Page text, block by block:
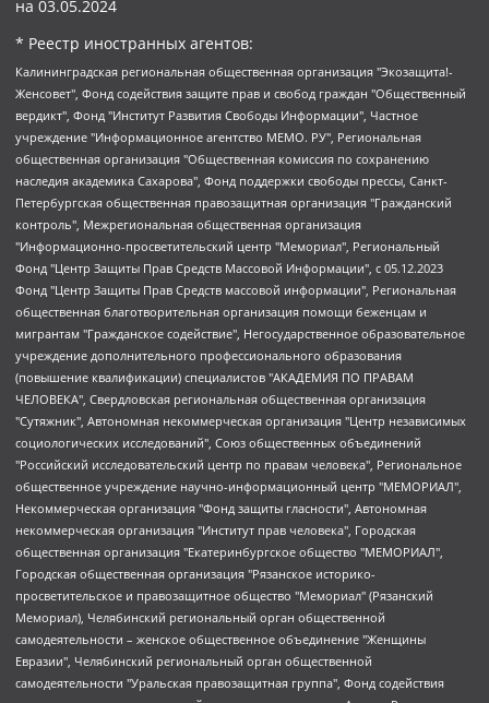
на 03.05.2024
* Реестр иностранных агентов:
Калининградская региональная общественная организация "Экозащита!-Женсовет", Фонд содействия защите прав и свобод граждан "Общественный вердикт", Фонд "Институт Развития Свободы Информации", Частное учреждение "Информационное агентство МЕМО. РУ", Региональная общественная организация "Общественная комиссия по сохранению наследия академика Сахарова", Фонд поддержки свободы прессы, Санкт-Петербургская общественная правозащитная организация "Гражданский контроль", Межрегиональная общественная организация "Информационно-просветительский центр "Мемориал", Региональный Фонд "Центр Защиты Прав Средств Массовой Информации", с 05.12.2023 Фонд "Центр Защиты Прав Средств массовой информации", Региональная общественная благотворительная организация помощи беженцам и мигрантам "Гражданское содействие", Негосударственное образовательное учреждение дополнительного профессионального образования (повышение квалификации) специалистов "АКАДЕМИЯ ПО ПРАВАМ ЧЕЛОВЕКА", Свердловская региональная общественная организация "Сутяжник", Автономная некоммерческая организация "Центр независимых социологических исследований", Союз общественных объединений "Российский исследовательский центр по правам человека", Региональное общественное учреждение научно-информационный центр "МЕМОРИАЛ", Некоммерческая организация "Фонд защиты гласности", Автономная некоммерческая организация "Институт прав человека", Городская общественная организация "Екатеринбургское общество "МЕМОРИАЛ", Городская общественная организация "Рязанское историко-просветительское и правозащитное общество "Мемориал" (Рязанский Мемориал), Челябинский региональный орган общественной самодеятельности – женское общественное объединение "Женщины Евразии", Челябинский региональный орган общественной самодеятельности "Уральская правозащитная группа", Фонд содействия защите здоровья и социальной справедливости имени Андрея Рылькова, Автономная Некоммерческая Организация "Аналитический Центр Юрия Левады", Автономная некоммерческая организация социальной поддержки населения "Проект Апрель", Региональная общественная организация помощи женщинам и детям, находящимся в кризисной ситуации "Информационно-методический центр "Анна", Фонд содействия развитию массовых коммуникаций и правовому просвещению "Так-так-Так", Фонд содействия устойчивому развитию "Серебряная тайга", Свердловский региональный общественный фонд социальных проектов "Новое время", "Idel.Реалии", Кавказ.Реалии, Крым.Реалии, Телеканал Настоящее Время, Татаро-башкирская служба Радио Свобода (Azatliq Radiosi), Радио Свободная Европа/Радио Свобода (PCE/PC), "Сибирь.Реалии", "Фактограф", Благотворительный фонд помощи осужденным и их семьям, Автономная некоммерческая организация "Институт глобализации и социальных движений", Фонд "В защиту прав заключенных", Частное учреждение "Центр поддержки и содействия развитию средств массовой информации", Пензенский региональный общественный благотворительный фонд "Гражданский союз", "Север.Реалии", Некоммерческая организация Фонд "Правовая инициатива", Общество с ограниченной ответственностью "Радио Свободная Европа/Радио Свобода", Чешское информационное агентство "MEDIUM-ORIENT", Красноярская региональная общественная организация "Мы против СПИДа", Камалягин Денис Николаевич, Маркелов Сергей Евгеньевич, Пономарев Лев Александрович, Савицкая Людмила Алексеевна, Автономная некоммерческая организация "Центр по работе с проблемой насилия "НАСИЛИЮ.НЕТ", Межрегиональный профессиональный союз работников здравоохранения "Альянс врачей", Юридическое лицо, зарегистрированное в Латвийской Республике, SIA "Medusa Project" (регистрационный номер 40103797863, дата регистрации 10.06.2014), Некоммерческая организация "Фонд по борьбе с коррупцией", Автономная некоммерческая организация "Институт права и публичной политики", Баданин Роман Сергеевич, Гликин Максим Александрович, Железнова Мария Михайловна, Лукьянова Юлия Сергеевна, Маетная Елизавета Витальевна, Маняхин Петр Борисович, Чуракова Ольга Владимировна, Ярош Юлия Петровна, Юридическое лицо "The Insider SIA", зарегистрированное в Риге, Латвийская Республика (дата регистрации 26.06.2015), являющееся администратором доменного имени интернет-издания "The Insider SIA", https://theins.ru, Постернак Алексей Евгеньевич, Рубин Михаил Аркадьевич, Анин Роман Александрович, Юридическое лицо Istories fonds, зарегистрированное в Латвийской Республике (регистрационный номер 50008295751, дата регистрации 24.02.2020), Великовский Дмитрий Александрович, Долинина Ирина Николаевна, Мароховская Алеся Алексеевна, Шлейнов Роман Юрьевич, Шмагун Олеся Валентиновна, Общество с ограниченной ответственностью "Альтаир 2021", Общество с ограниченной ответственностью "Вега 2021", Общество с ограниченной ответственностью "Главный редактор 2021", Общество с ограниченной ответственностью "Ромашки монолит", Важенков Артем Валерьевич, Ивановская областная общественная организация "Центр гендерных исследований", Гурман Юрий Альбертович, Медиапроект "ОВД-Инфо", Егоров Владимир Владимирович, Жилинский Владимир Александрович, Общество с ограниченной ответственностью "ЗП", Иванова София Юрьевна, Карезина Инна Павловна, Кильтау Екатерина Викторовна, Петров Алексей Викторович, Пискунов Сергей Евгеньевич, Смирнов Сергей Сергеевич, Тихонов Михаил Сергеевич, Общество с ограниченной ответственностью "ЖУРНАЛИСТ-ИНОСТРАННЫЙ АГЕНТ", Арапова Галина Юрьевна, Вольтская Татьяна Анатольевна, Американская компания "Mason G.E.S. Anonymous Foundation" (США), являющаяся владельцем интернет-издания https://mnews.world/, Компания "Stichting Bellingcat", зарегистрированная в Нидерландах (дата регистрации 11.07.2018), Захаров Андрей Вячеславович, Клепиковская Екатерина Дмитриевна, Общество с ограниченной ответственностью "МЕМО", Перл Роман Александрович, Симонов Евгений Алексеевич, Соловьева Елена Анатольевна, Сотников Даниил Владимирович, Сурначева Елизавета Дмитриевна, Автономная некоммерческая организация по защите прав человека и информированию населения "Якутия – Наше Мнение", Общество с ограниченной ответственностью "Москоу диджитал медиа", с 26.01.2023 Общество с ограниченной ответственностью "Чайка Белые сады", Ветошкина Валерия Валерьевна, Заговора Максим Александрович, Межрегиональное общественное движение "Российская ЛГБТ - сеть", Оленичев Максим Владимирович, Павлов Иван Юрьевич, Скворцова Елена Сергеевна, Общество с ограниченной ответственностью "Как бы инагент", Кочетков Игорь Викторович, Общество с ограниченной ответственностью "Честные выборы", Еланчик Олег Александрович, Общество с ограниченной ответственностью "Нобелевский призыв", Гималова Регина Эмилевна, Григорьев Андрей Валерьевич, Григорьева Алина Александровна, Ассоциация по содействию защите прав призывников, альтернативнослужащих и военнослужащих "Правозащитная группа "Гражданин.Армия.Право", Хисамова Регина Фаритовна, Автономная некоммерческая организация по реализации социально-правовых программ "Лилит", Дальневосточное общественное движение "Маяк", Санкт-Петербургская ЛГБТ-инициативная группа "Выход", Инициативная группа ЛГБТ+ "Реверс", Алексеев Андрей Викторович, Бекбулатова Таисия Львовна, Беляев Иван Михайлович, Владыкина Елена Сергеевна, Гельман Марат Александрович, Никульшина Вероника Юрьевна, Толоконникова Надежда Андреевна, Шендерович Виктор Анатольевич, Общество с ограниченной ответственностью "Данное сообщение", Общество с ограниченной ответственностью Издательский дом "Новая глава", Айнбиндер Александра Александровна, Московский комьюнити-центр для ЛГБТ+инициатив, Благотворительный фонд развития филантропии, Deutsche Welle (Германия, Kurt-Schumacher-Strasse 3, 53113 Bonn), Борзунова Мария Михайловна, Воробьев Виктор Викторович, Голубева Анна Львовна, Константинова Алла Михайловна, Малкова Ирина Владимировна, Мурадов Мурад Абдулгалимович, Осетинская Елизавета Николаевна, Понасенков Евгений Николаевич, Ганапольский Матвей Юрьевич, Киселев Евгений Алексеевич, Борухович Ирина Григорьевна, Дремин Иван Тимофеевич, Дубровский Дмитрий Викторович, Красноярская региональная общественная организация поддержки и развития альтернативных образовательных технологий и межкультурных коммуникаций "ИНТЕРРА", Маяковская Екатерина Алексеевна, Фейгин Марк Захарович, Филимонов Андрей Викторович, Дзугкоева Регина Николаевна, Доброхотов Роман Александрович, Дудь Юрий Александрович, Елкин Сергей Владимирович, Кругликов Кирилл Игоревич, Сабунаева Мария Леонидовна, Семенов Алексей Владимирович, Шаинян Карен Багратович, Шульман Екатерина Михайловна, Асафьев Артур Валерьевич, Вахштайн Виктор Семенович, Венедиктов Алексей Алексеевич, Лушникова Екатерина Евгеньевна, Волков Леонид Михайлович, Невзоров Александр Глебович, Пархоменко Сергей Борисович, Сироткин Ярослав Николаевич, Кара-Мурза Владимир Владимирович, Баранова Наталья Владимировна, Гозман Леонид Яковлевич, Кагарлицкий Борис Юльевич, Климарев Михаил Валерьевич, Милов Владимир Станиславович, Автономная некоммерческая организация Краснодарский центр современного искусства "Типография", Моргенштерн Алишер Тагирович, Соболь Любовь Эдуардовна, Общество с ограниченной ответственностью "ЛИЗА НОРМ", Каспаров Гарри Кимович, Ходорковский Михаил Борисович, Общество с ограниченной ответственностью "Апрельские тезисы", Данилович Ирина Брониславовна, Кашин Олег Владимирович, Петров Николай Владимирович, Пивоваров Алексей Владимирович, Соколов Михаил Владимирович, Цветкова Юлия Владимировна, Чичваркин Евгений Александрович, Комитет против пыток/Команда против пыток, Общество с ограниченной ответственностью "Первый научный", Общество с ограниченной ответственностью "Вертолет и ко", Белоцерковская Вероника Борисовна, Кац Максим Евгеньевич, Лазарева Татьяна Юрьевна, Шаведдинов Руслан Табризович, Яшин Илья Валерьевич, Общество с ограниченной ответственностью "Иноагент ААВ", Алешковский Дмитрий Петрович, Альбац Евгения Марковна, Быков Дмитрий Львович, Галямина Юлия Евгеньевна, Лойко Сергей Леонидович, Мартынов Кирилл Константинович, Медведев Сергей Александрович, Крашенинников Федор Геннадиевич, Гордеева Катерина Вл